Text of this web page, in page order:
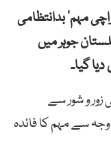
مہم‘ بدانتظامی
جوہر میں
گیا۔
زور و شور سے
سے مہم کا فائدہ